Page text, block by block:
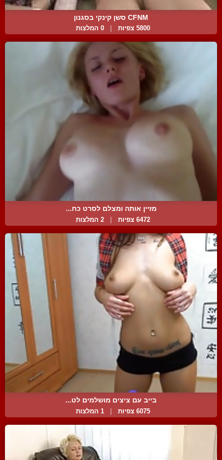
CFNM סשן קינקי בסגנון
5800 צפיות 0 המלצות
מזיין אותה ומצלם לסרט כח...
6472 צפיות 2 המלצות
בייב עם ציצים מושלמים לט...
6075 צפיות | 1 המלצות